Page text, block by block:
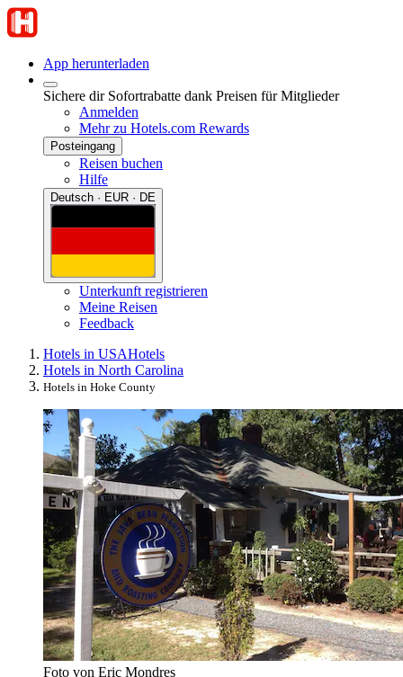
App herunterladen
Sichere dir Sofortrabatte dank Preisen für Mitglieder
Anmelden
Mehr zu Hotels.com Rewards
Posteingang
Reisen buchen
Hilfe
Deutsch · EUR · DE
Unterkunft registrieren
Meine Reisen
Feedback
Hotels in USAHotels
Hotels in North Carolina
Hotels in Hoke County
Foto von Eric Mondres